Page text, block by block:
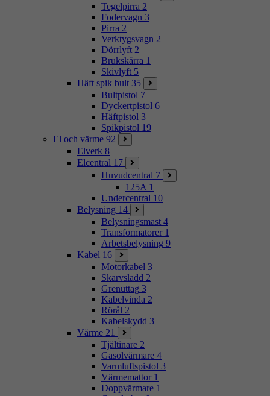
Tegelpirra 2
Fodervagn 3
Pirra 2
Verktygsvagn 2
Dörrlyft 2
Brukskärra 1
Skivlyft 5
Häft spik bult 35
Bultpistol 7
Dyckertpistol 6
Häftpistol 3
Spikpistol 19
El och värme 92
Elverk 8
Elcentral 17
Huvudcentral 7
125A 1
Undercentral 10
Belysning 14
Belysningsmast 4
Transformatorer 1
Arbetsbelysning 9
Kabel 16
Motorkabel 3
Skarvsladd 2
Grenuttag 3
Kabelvinda 2
Rörål 2
Kabelskydd 3
Värme 21
Tjältinare 2
Gasolvärmare 4
Varmluftspistol 3
Värmemattor 1
Doppvärmare 1